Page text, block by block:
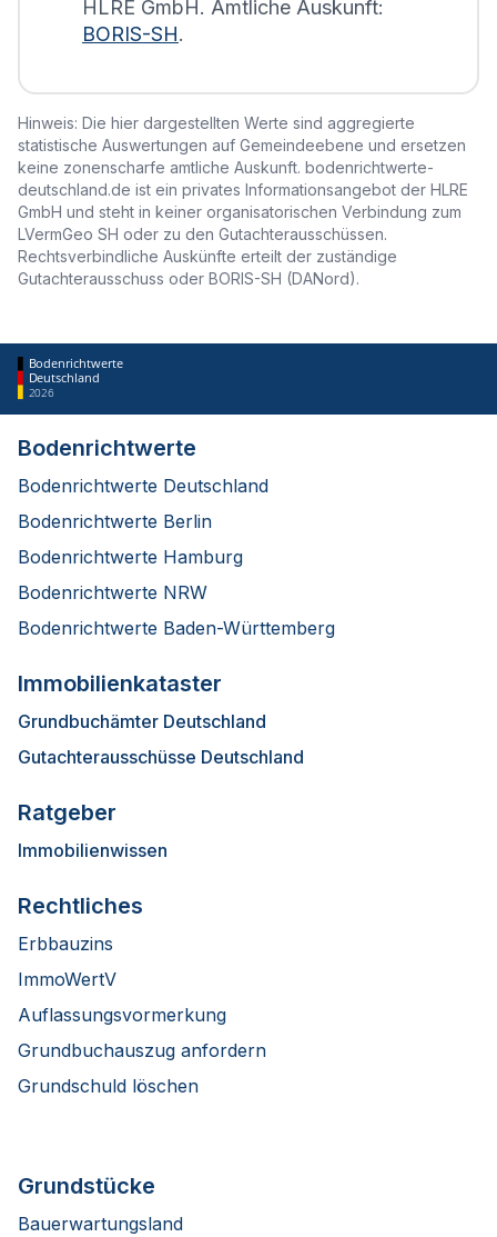
HLRE GmbH. Amtliche Auskunft:
BORIS-SH.
Hinweis: Die hier dargestellten Werte sind aggregierte
statistische Auswertungen auf Gemeindeebene und ersetzen
keine zonenscharfe amtliche Auskunft. bodenrichtwerte-
deutschland.de ist ein privates Informationsangebot der HLRE
GmbH und steht in keiner organisatorischen Verbindung zum
LVermGeo SH oder zu den Gutachterausschüssen.
Rechtsverbindliche Auskünfte erteilt der zuständige
Gutachterausschuss oder BORIS-SH (DANord).
Bodenrichtwerte
Deutschland
2026
Bodenrichtwerte
Bodenrichtwerte Deutschland
Bodenrichtwerte Berlin
Bodenrichtwerte Hamburg
Bodenrichtwerte NRW
Bodenrichtwerte Baden-Württemberg
Immobilienkataster
Grundbuchämter Deutschland
Gutachterausschüsse Deutschland
Ratgeber
Immobilienwissen
Rechtliches
Erbbauzins
ImmoWertV
Auflassungsvormerkung
Grundbuchauszug anfordern
Grundschuld löschen
Grundstücke
Bauerwartungsland